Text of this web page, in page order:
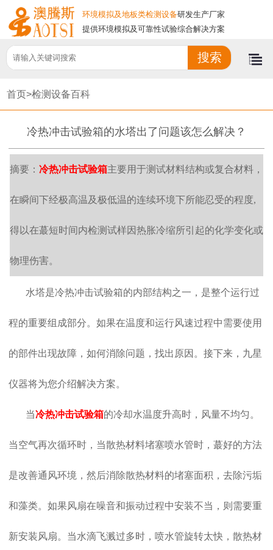
环境模拟及地板类检测设备研发生产厂家
提供环境模拟及可靠性试验综合解决方案
首页>检测设备百科
冷热冲击试验箱的水塔出了问题该怎么解决？
摘要： 冷热冲击试验箱主要用于测试材料结构或复合材料，
在瞬间下经极高温及极低温的连续环境下所能忍受的程度,
得以在蕞短时间内检测试样因热胀冷缩所引起的化学变化或
物理伤害。
水塔是冷热冲击试验箱的内部结构之一，是整个运行过
程的重要组成部分。如果在温度和运行风速过程中需要使用
的部件出现故障，如何消除问题，找出原因。接下来，九星
仪器将为您介绍解决方案。
当冷热冲击试验箱的冷却水温度升高时，风量不均匀。
当空气再次循环时，当散热材料堵塞喷水管时，蕞好的方法
是改善通风环境，然后消除散热材料的堵塞面积，去除污垢
和藻类。如果风扇在噪音和振动过程中安装不当，则需要重
新安装风扇。当水滴飞溅过多时，喷水管旋转太快，散热材